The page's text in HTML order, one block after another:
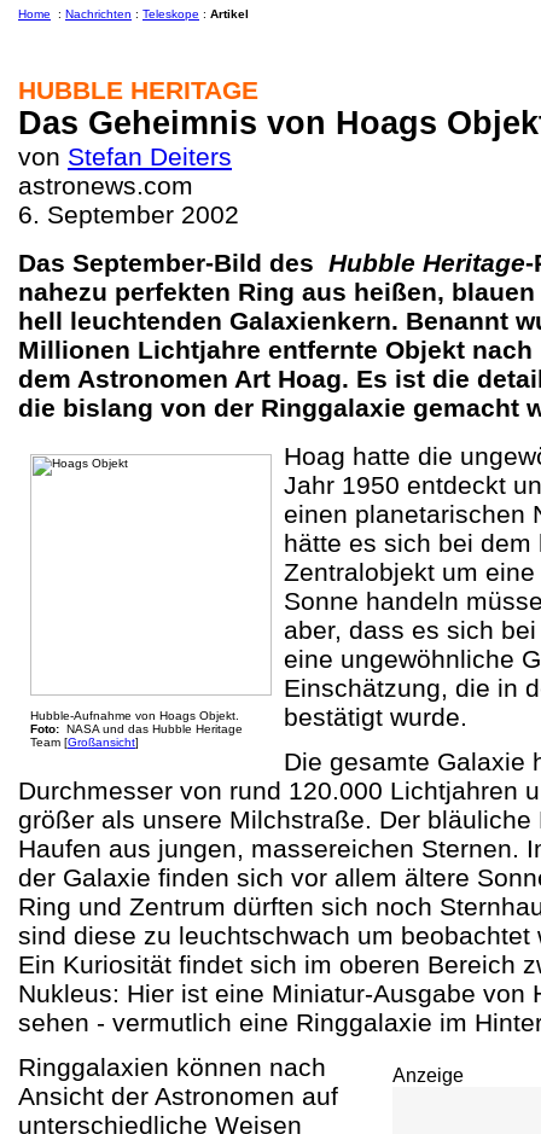
Home : Nachrichten : Teleskope : Artikel
HUBBLE HERITAGE
Das Geheimnis von Hoags
von Stefan Deiters
astronews.com
6. September 2002
Das September-Bild des Hubble Heritage-
nahezu perfekten Ring aus heißen,
hell leuchtenden Galaxienkern. Benannt
Millionen Lichtjahre entfernte Objekt
dem Astronomen Art Hoag. Es ist die
die bislang von der Ringgalaxie gemacht
Hubble-Aufnahme von Hoags Objekt.
Foto: NASA und das Hubble Heritage
Team [Großansicht]
Hoag hatte die
Jahr 1950 entdeckt
einen planetarischen
hätte es sich bei
Zentralobjekt um
Sonne handeln
aber, dass es sich
eine ungewöhnliche
Einschätzung, die in
bestätigt wurde.
Die gesamte Galaxie
Durchmesser von rund 120.000 Lichtjahren
größer als unsere Milchstraße. Der bläuliche
Haufen aus jungen, massereichen Sternen.
der Galaxie finden sich vor allem ältere
Ring und Zentrum dürften sich noch
sind diese zu leuchtschwach um beobachtet
Ein Kuriosität findet sich im oberen Bereich
Nukleus: Hier ist eine Miniatur-Ausgabe von
sehen - vermutlich eine Ringgalaxie im
Anzeige
Ringgalaxien können nach
Ansicht der Astronomen auf
unterschiedliche Weisen